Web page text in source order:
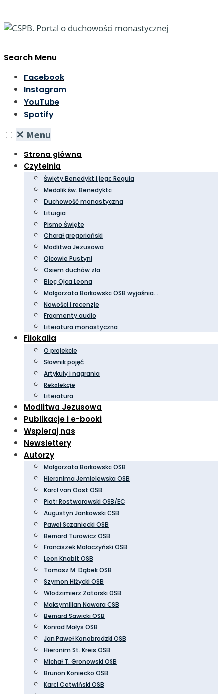
Search Menu
Facebook
Instagram
YouTube
Spotify
✕ Menu
Strona główna
Czytelnia
Święty Benedykt i jego Reguła
Medalik św. Benedykta
Duchowość monastyczna
Liturgia
Pismo Święte
Chorał gregoriański
Modlitwa Jezusowa
Ojcowie Pustyni
Osiem duchów zła
Blog Ojca Leona
Małgorzata Borkowska OSB wyjaśnia…
Nowości i recenzje
Fragmenty audio
Literatura monastyczna
Filokalia
O projekcie
Słownik pojęć
Artykuły i nagrania
Rekolekcje
Literatura
Modlitwa Jezusowa
Publikacje i e-booki
Wspieraj nas
Newslettery
Autorzy
Małgorzata Borkowska OSB
Hieronima Jemielewska OSB
Karol van Oost OSB
Piotr Rostworowski OSB/EC
Augustyn Jankowski OSB
Paweł Sczaniecki OSB
Bernard Turowicz OSB
Franciszek Małaczyński OSB
Leon Knabit OSB
Tomasz M. Dąbek OSB
Szymon Hiżycki OSB
Włodzimierz Zatorski OSB
Maksymilian Nawara OSB
Bernard Sawicki OSB
Konrad Małys OSB
Jan Paweł Konobrodzki OSB
Hieronim St. Kreis OSB
Michał T. Gronowski OSB
Brunon Koniecko OSB
Karol Cetwiński OSB